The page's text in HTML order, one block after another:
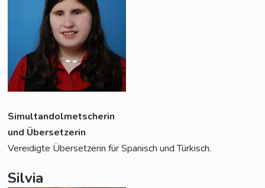
Simul­tan­dol­met­sche­rin
und Übersetzerin
Ver­ei­dig­te Über­set­ze­rin für Spa­nisch und Türkisch.
Silvia